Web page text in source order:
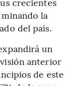
la
del país.
un
anterior
de este